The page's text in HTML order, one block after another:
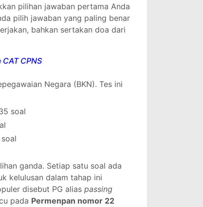
pilihan jawaban pertama Anda
pilih jawaban yang paling benar
bahkan sertakan doa dari
CPNS
Negara (BKN). Tes ini
soal
ganda. Setiap satu soal ada
kelulusan dalam tahap ini
disebut PG alias passing
pada Permenpan nomor 22